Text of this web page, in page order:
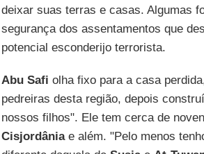
deixar suas terras e casas. Algumas
segurança dos assentamentos que
potencial esconderijo terrorista.
Abu Safi olha fixo para a casa
pedreiras desta região, depois
nossos filhos". Ele tem cerca de
Cisjordâniae além. "Pelo menos